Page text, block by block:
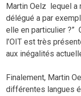
Martin Oelz lequel a
délégué a par
elle en particulier ?”
l’OIT est très
aux inégalités
Finalement, Martin
différentes langues